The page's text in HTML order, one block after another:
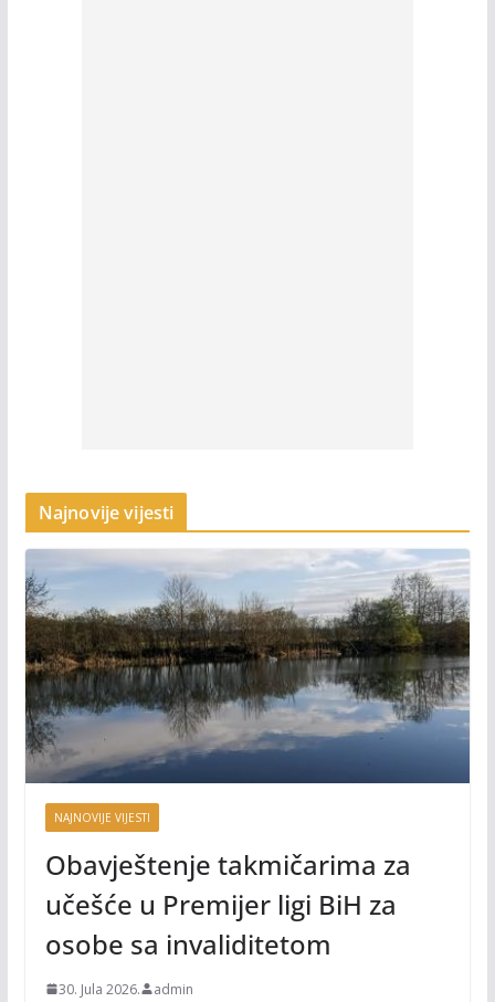
Najnovije vijesti
NAJNOVIJE VIJESTI
Obavještenje takmičarima za
učešće u Premijer ligi BiH za
osobe sa invaliditetom
30. Jula 2026. admin